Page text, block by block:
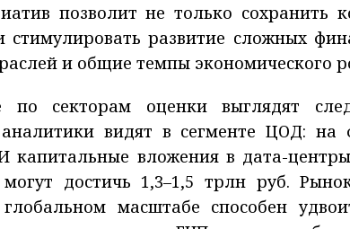
позволит не только сохранить
развитие сложных
и общие темпы экономического
по секторам оценки выглядят
видят в сегменте ЦОД:
капитальные вложения в дата-
могут достичь 1,3–1,5 трлн руб.
масштабе способен